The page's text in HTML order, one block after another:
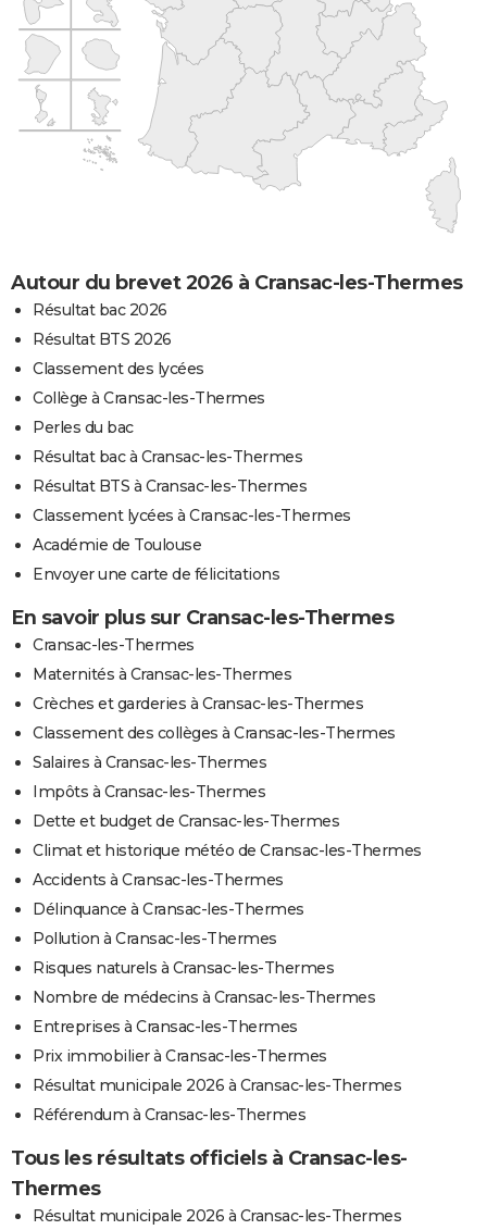
Autour du brevet 2026 à Cransac-les-Thermes
Résultat bac 2026
Résultat BTS 2026
Classement des lycées
Collège à Cransac-les-Thermes
Perles du bac
Résultat bac à Cransac-les-Thermes
Résultat BTS à Cransac-les-Thermes
Classement lycées à Cransac-les-Thermes
Académie de Toulouse
Envoyer une carte de félicitations
En savoir plus sur Cransac-les-Thermes
Cransac-les-Thermes
Maternités à Cransac-les-Thermes
Crèches et garderies à Cransac-les-Thermes
Classement des collèges à Cransac-les-Thermes
Salaires à Cransac-les-Thermes
Impôts à Cransac-les-Thermes
Dette et budget de Cransac-les-Thermes
Climat et historique météo de Cransac-les-Thermes
Accidents à Cransac-les-Thermes
Délinquance à Cransac-les-Thermes
Pollution à Cransac-les-Thermes
Risques naturels à Cransac-les-Thermes
Nombre de médecins à Cransac-les-Thermes
Entreprises à Cransac-les-Thermes
Prix immobilier à Cransac-les-Thermes
Résultat municipale 2026 à Cransac-les-Thermes
Référendum à Cransac-les-Thermes
Tous les résultats officiels à Cransac-les-
Thermes
Résultat municipale 2026 à Cransac-les-Thermes